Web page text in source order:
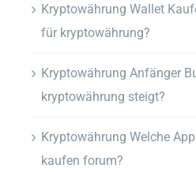
Kryptowährung Wallet
für kryptowährung?
Kryptowährung Anfänger
kryptowährung steigt?
Kryptowährung Welche
kaufen forum?